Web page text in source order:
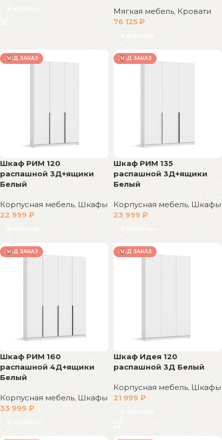
В корзину Мягкая мебель, Кровати
76 125 ₽
В корзину
ПОД ЗАКАЗ
Шкаф РИМ 120
распашной 3Д+ящики
Белый
Корпусная мебель, Шкафы
22 999₽
В корзину
ПОД ЗАКАЗ
Шкаф РИМ 135
распашной 3Д+ящики
Белый
Корпусная мебель, Шкафы
23 999 ₽
В корзину
ПОД ЗАКАЗ
Шкаф РИМ 160
распашной 4Д+ящики
Белый
Корпусная мебель,Шкафы
33 999₽
В корзину
ПОД ЗАКАЗ
Шкаф Идея 120
распашной 3Д Белый
Корпусная мебель, Шкафы
21 999 ₽
В корзину